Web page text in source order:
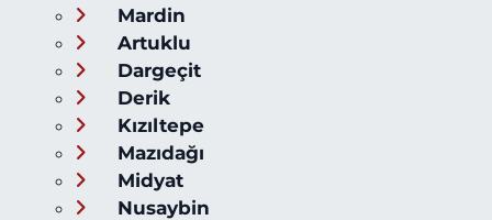
Mardin
Artuklu
Dargeçit
Derik
Kızıltepe
Mazıdağı
Midyat
Nusaybin